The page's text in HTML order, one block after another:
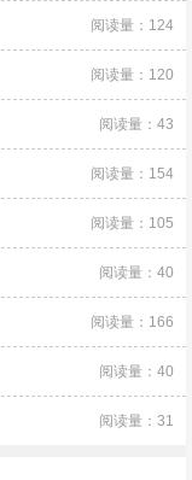
阅读量：124
阅读量：120
阅读量：43
阅读量：154
阅读量：105
阅读量：40
阅读量：166
阅读量：40
阅读量：31